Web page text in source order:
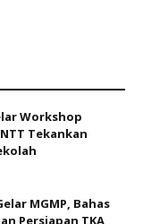
Workshop
Tekankan
MGMP, Bahas
Persiapan TKA